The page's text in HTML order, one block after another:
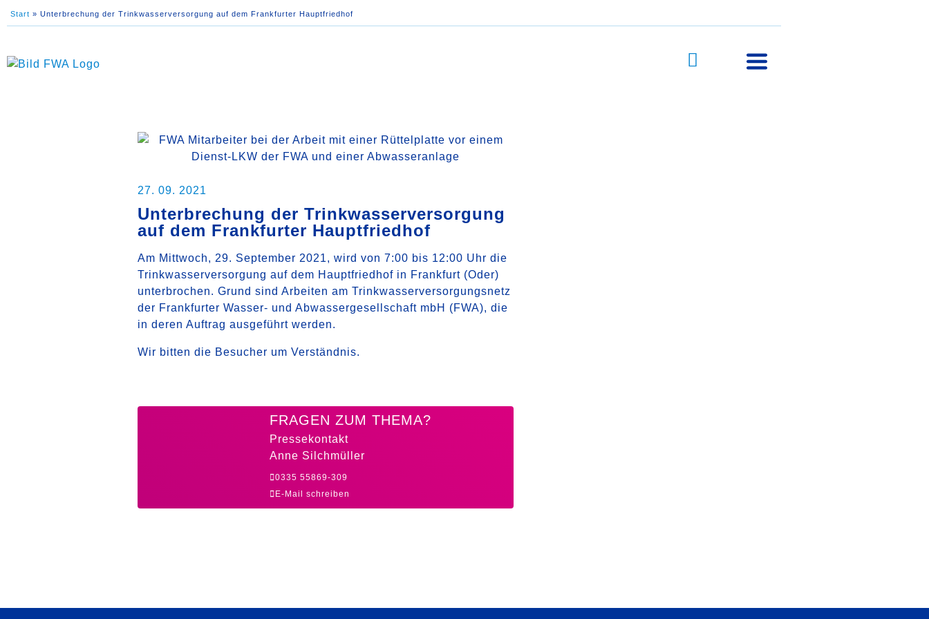
Start » Unterbrechung der Trinkwasserversorgung auf dem Frankfurter Hauptfriedhof
27. 09. 2021
Unterbrechung der Trinkwasserversorgung
auf dem Frankfurter Hauptfriedhof
Am Mittwoch, 29. September 2021, wird von 7:00 bis 12:00 Uhr die
Trinkwasserversorgung auf dem Hauptfriedhof in Frankfurt (Oder)
unterbrochen. Grund sind Arbeiten am Trinkwasserversorgungsnetz
der Frankfurter Wasser- und Abwassergesellschaft mbH (FWA), die
in deren Auftrag ausgeführt werden.
Wir bitten die Besucher um Verständnis.
FRAGEN ZUM THEMA?
Pressekontakt
Anne Silchmüller
0335 55869-309
E-Mail schreiben